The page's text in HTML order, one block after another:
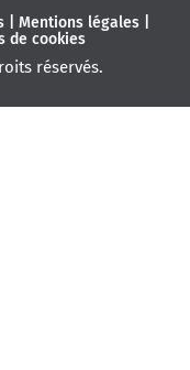
| Mentions légales|
de cookies
réservés.